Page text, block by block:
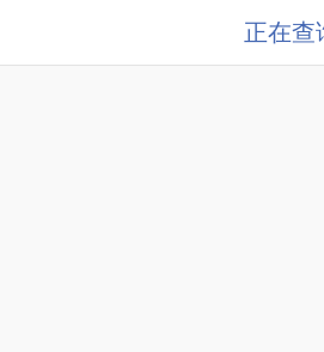
正在查